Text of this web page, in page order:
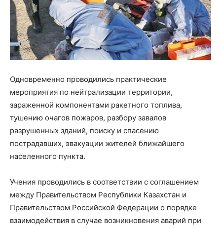
Одновременно проводились практические
мероприятия по нейтрализации территории,
зараженной компонентами ракетного топлива,
тушению очагов пожаров, разбору завалов
разрушенных зданий, поиску и спасению
пострадавших, эвакуации жителей ближайшего
населенного пункта.
Учения проводились в соответствии с соглашением
между Правительством Республики Казахстан и
Правительством Российской Федерации о порядке
взаимодействия в случае возникновения аварий при